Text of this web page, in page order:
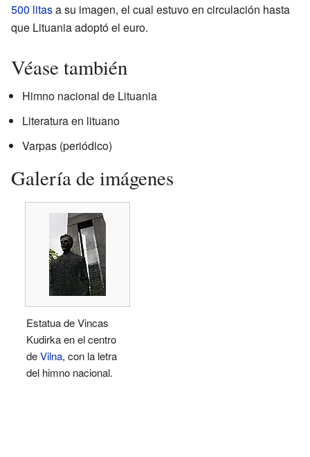
500 litasa su imagen, el cual estuvo en circulación hasta
que Lituania adoptó el euro.
Véase también
Himno nacional de Lituania
Literatura en lituano
Varpas (periódico)
Galería de imágenes
Estatua de Vincas
Kudirka en el centro
deVilna, con la letra
del himno nacional.